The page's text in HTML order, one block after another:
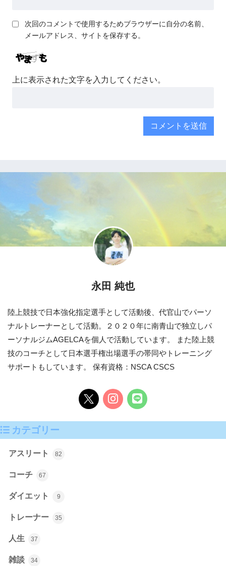
次回のコメントで使用するためブラウザーに自分の名前、
メールアドレス、サイトを保存する。
上に表示された文字を入力してください。
永田 純也
陸上競技で日本強化指定選手として活動後、代官山でパーソ
ナルトレーナーとして活動。２０２０年に南青山で独立しパ
ーソナルジムAGELCAを個人で活動しています。 また陸上競
技のコーチとして日本選手権出場選手の帯同やトレーニング
サポートもしています。 保有資格：NSCA CSCS
カテゴリー
アスリート 82
コーチ 67
ダイエット 9
トレーナー 35
人生 37
雑談 34